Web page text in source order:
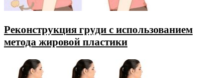
Реконструкция груди с использованием
метода жировой пластики